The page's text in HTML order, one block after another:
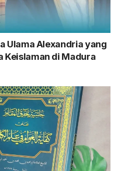
Ulama Alexandria yang
Keislaman di Madura